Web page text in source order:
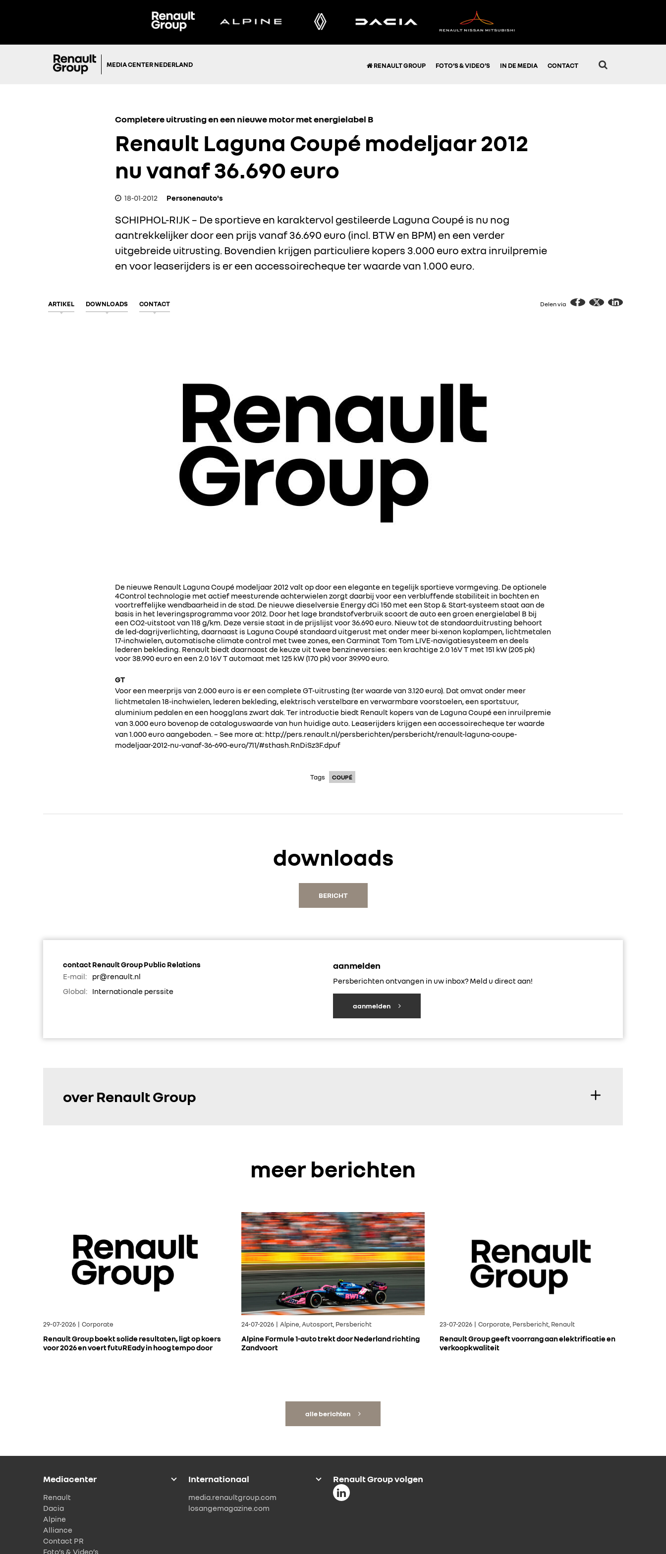
MEDIA CENTER NEDERLAND RENAULT GROUP FOTO’S & VIDEO’S IN DE MEDIA CONTACT
Completere uitrusting en een nieuwe motor met energielabel B
Renault Laguna Coupé modeljaar 2012
nu vanaf 36.690 euro
18-01-2012 Personenauto's
SCHIPHOL-RIJK – De sportieve en karaktervol gestileerde Laguna Coupé is nu nog
aantrekkelijker door een prijs vanaf 36.690 euro (incl. BTW en BPM) en een verder
uitgebreide uitrusting. Bovendien krijgen particuliere kopers 3.000 euro extra inruilpremie
en voor leaserijders is er een accessoirecheque ter waarde van 1.000 euro.
ARTIKEL DOWNLOADS CONTACT Delen via
De nieuwe Renault Laguna Coupé modeljaar 2012 valt op door een elegante en tegelijk sportieve vormgeving. De optionele
4Control technologie met actief meesturende achterwielen zorgt daarbij voor een verbluffende stabiliteit in bochten en
voortreffelijke wendbaarheid in de stad. De nieuwe dieselversie Energy dCi 150 met een Stop & Start-systeem staat aan de
basis in het leveringsprogramma voor 2012. Door het lage brandstofverbruik scoort de auto een groen energielabel B bij
een CO2-uitstoot van 118 g/km. Deze versie staat in de prijslijst voor 36.690 euro. Nieuw tot de standaarduitrusting behoort
de led-dagrijverlichting, daarnaast is Laguna Coupé standaard uitgerust met onder meer bi-xenon koplampen, lichtmetalen
17-inchwielen, automatische climate control met twee zones, een Carminat Tom Tom LIVE-navigatiesysteem en deels
lederen bekleding. Renault biedt daarnaast de keuze uit twee benzineversies: een krachtige 2.0 16V T met 151 kW (205 pk)
voor 38.990 euro en een 2.0 16V T automaat met 125 kW (170 pk) voor 39.990 euro.
GT
Voor een meerprijs van 2.000 euro is er een complete GT-uitrusting (ter waarde van 3.120 euro). Dat omvat onder meer
lichtmetalen 18-inchwielen, lederen bekleding, elektrisch verstelbare en verwarmbare voorstoelen, een sportstuur,
aluminium pedalen en een hoogglans zwart dak. Ter introductie biedt Renault kopers van de Laguna Coupé een inruilpremie
van 3.000 euro bovenop de cataloguswaarde van hun huidige auto. Leaserijders krijgen een accessoirecheque ter waarde
van 1.000 euro aangeboden. – See more at: http://pers.renault.nl/persberichten/persbericht/renault-laguna-coupe-
modeljaar-2012-nu-vanaf-36-690-euro/711/#sthash.RnDiSz3F.dpuf
Tags COUPÉ
downloads
BERICHT
contact Renault Group Public Relations
E-mail:
pr@renault.nl
Global:
Internationale perssite
aanmelden
Persberichten ontvangen in uw inbox? Meld u direct aan!
aanmelden
over Renault Group
meer berichten
29-07-2026 | Corporate
Renault Group boekt solide resultaten, ligt op koers
voor 2026 en voert futuREady in hoog tempo door
24-07-2026 | Alpine, Autosport, Persbericht
Alpine Formule 1-auto trekt door Nederland richting
Zandvoort
23-07-2026 | Corporate, Persbericht, Renault
Renault Group geeft voorrang aan elektrificatie en
verkoopkwaliteit
alle berichten
Mediacenter
Renault
Dacia
Alpine
Alliance
Contact PR
Foto’s & Video’s
Internationaal
media.renaultgroup.com
losangemagazine.com
Renault Group volgen